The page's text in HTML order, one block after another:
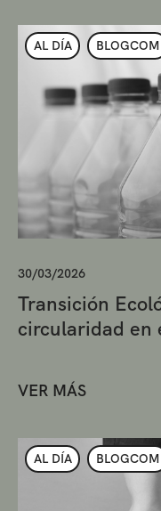
AL DÍA BLOGCOM
30/03/2026
Transición
circularidad en
VER MÁS
AL DÍA BLOGCOM